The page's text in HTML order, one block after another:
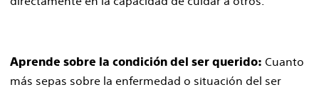
Aprende sobre la condición del ser querido: Cuanto
más sepas sobre la enfermedad o situación del ser